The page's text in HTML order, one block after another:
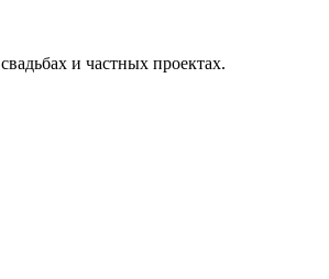
и частных проектах.